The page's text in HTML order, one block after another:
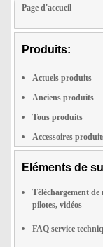
Page d'accueil
Produits:
Actuels produits
Anciens produits
Tous produits
Accessoires
Eléments de
Téléchargement de
pilotes, vidéos
FAQ service